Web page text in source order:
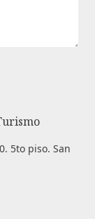
5to piso. San